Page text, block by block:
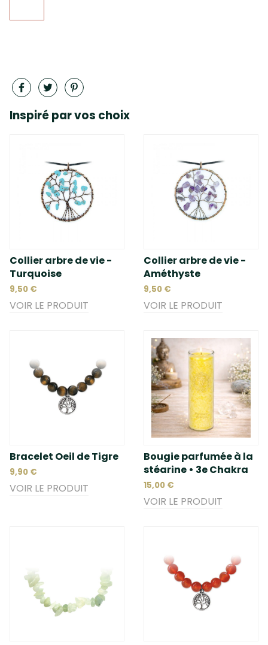
Inspiré par vos choix
Collier arbre de vie -
Turquoise
9,50 €
VOIR LE PRODUIT
Collier arbre de vie -
Améthyste
9,50 €
VOIR LE PRODUIT
Bracelet Oeil de Tigre
9,90 €
VOIR LE PRODUIT
Bougie parfumée à la
stéarine • 3e Chakra
15,00 €
VOIR LE PRODUIT